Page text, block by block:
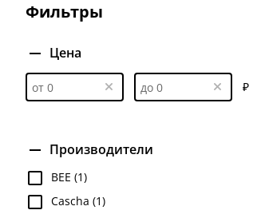
Для саксофона альт (Jody Jazz)
Для саксофона баритон
Для
Для флюгельгорна
Фильтры
Цена
₽
Производители
BEE (1)
Cascha (1)